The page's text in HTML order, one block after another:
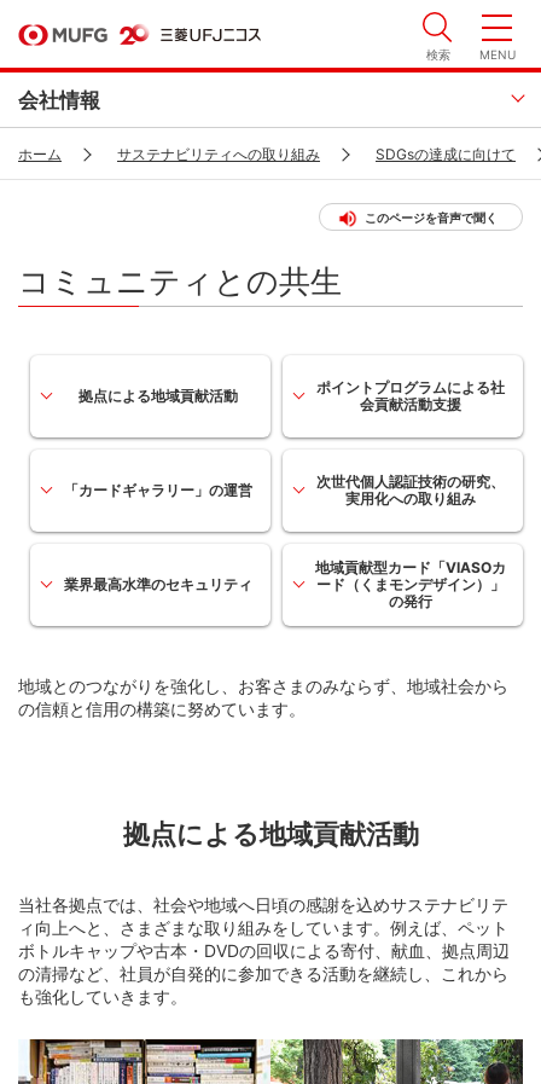
検索 MENU
会社情報
ホーム サステナビリティへの取り組み SDGsの達成に向けて
このページを音声で聞く
コミュニティとの共生
拠点による地域貢献活動
ポイントプログラムによる社
会貢献活動支援
「カードギャラリー」の運営
次世代個人認証技術の研究、
実用化への取り組み
業界最高水準のセキュリティ
地域貢献型カード「VIASOカ
ード（くまモンデザイン）」
の発行
地域とのつながりを強化し、お客さまのみならず、地域社会から
の信頼と信用の構築に努めています。
拠点による地域貢献活動
当社各拠点では、社会や地域へ日頃の感謝を込めサステナビリテ
ィ向上へと、さまざまな取り組みをしています。例えば、ペット
ボトルキャップや古本・DVDの回収による寄付、献血、拠点周辺
の清掃など、社員が自発的に参加できる活動を継続し、これから
も強化していきます。